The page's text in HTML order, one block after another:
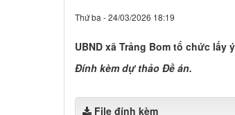
Thứ ba - 24/03/2026 18:19
UBND xã Trảng Bom tổ chức
Đính kèm dự thảo Đề án.
File đính kèm